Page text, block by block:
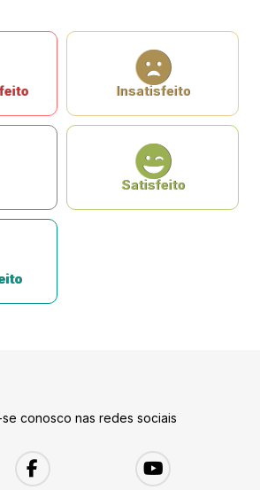
Insatisfeito
Satisfeito
conosco nas redes sociais